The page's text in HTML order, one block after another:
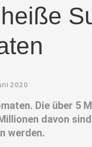
2020
Die über 5
davon
werden.